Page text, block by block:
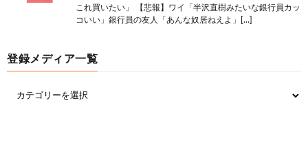
これ買いたい」 【悲報】ワイ「半沢直樹みたいな銀行員カッ
コいい」銀行員の友人「あんな奴居ねえよ」[…]
登録メディア一覧